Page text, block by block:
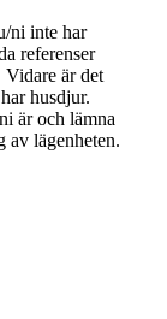
ni inte har
referenser
Vidare är det
husdjur.
är och lämna